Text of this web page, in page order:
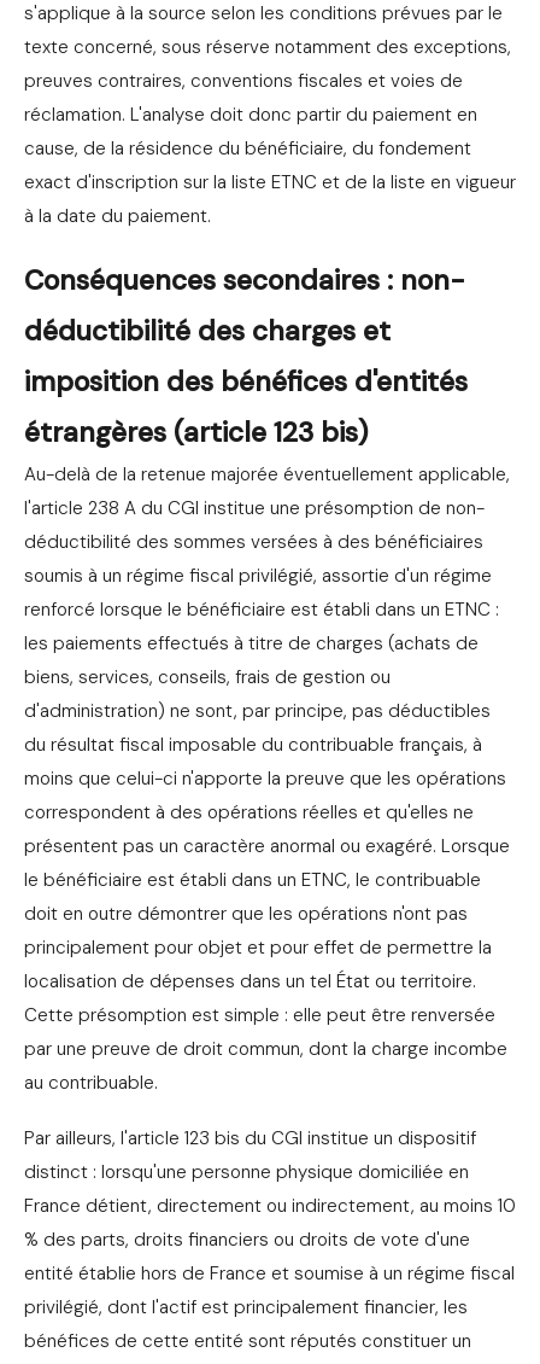
s'applique à la source selon les conditions prévues par le
texte concerné, sous réserve notamment des exceptions,
preuves contraires, conventions fiscales et voies de
réclamation. L'analyse doit donc partir du paiement en
cause, de la résidence du bénéficiaire, du fondement
exact d'inscription sur la liste ETNC et de la liste en vigueur
à la date du paiement.
Conséquences secondaires : non-
déductibilité des charges et
imposition des bénéfices d'entités
étrangères (article 123 bis)
Au-delà de la retenue majorée éventuellement applicable,
l'article 238 A du CGI institue une présomption de non-
déductibilité des sommes versées à des bénéficiaires
soumis à un régime fiscal privilégié, assortie d'un régime
renforcé lorsque le bénéficiaire est établi dans un ETNC :
les paiements effectués à titre de charges (achats de
biens, services, conseils, frais de gestion ou
d'administration) ne sont, par principe, pas déductibles
du résultat fiscal imposable du contribuable français, à
moins que celui-ci n'apporte la preuve que les opérations
correspondent à des opérations réelles et qu'elles ne
présentent pas un caractère anormal ou exagéré. Lorsque
le bénéficiaire est établi dans un ETNC, le contribuable
doit en outre démontrer que les opérations n'ont pas
principalement pour objet et pour effet de permettre la
localisation de dépenses dans un tel État ou territoire.
Cette présomption est simple : elle peut être renversée
par une preuve de droit commun, dont la charge incombe
au contribuable.
Par ailleurs, l'article 123 bis du CGI institue un dispositif
distinct : lorsqu'une personne physique domiciliée en
France détient, directement ou indirectement, au moins 10
% des parts, droits financiers ou droits de vote d'une
entité établie hors de France et soumise à un régime fiscal
privilégié, dont l'actif est principalement financier, les
bénéfices de cette entité sont réputés constituer un